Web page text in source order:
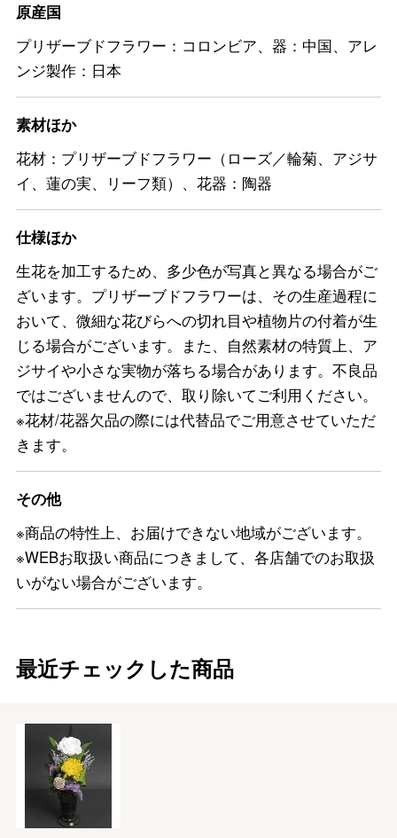
原産国
プリザーブドフラワー：コロンビア、器：中国、アレ
ンジ製作：日本
素材ほか
花材：プリザーブドフラワー（ローズ／輪菊、アジサ
イ、蓮の実、リーフ類）、花器：陶器
仕様ほか
生花を加工するため、多少色が写真と異なる場合がご
ざいます。プリザーブドフラワーは、その生産過程に
おいて、微細な花びらへの切れ目や植物片の付着が生
じる場合がございます。また、自然素材の特質上、ア
ジサイや小さな実物が落ちる場合があります。不良品
ではございませんので、取り除いてご利用ください。
※花材/花器欠品の際には代替品でご用意させていただ
きます。
その他
※商品の特性上、お届けできない地域がございます。
※WEBお取扱い商品につきまして、各店舗でのお取扱
いがない場合がございます。
最近チェックした商品